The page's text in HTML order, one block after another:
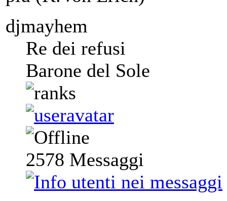
djmayhem
Re dei refusi
Barone del Sole
2578 Messaggi